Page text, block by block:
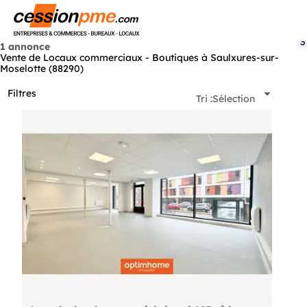
1 annonce
Vente de Locaux commerciaux - Boutiques à Saulxures-sur-
Moselotte (88290)
Filtres
3
Tri :Sélection